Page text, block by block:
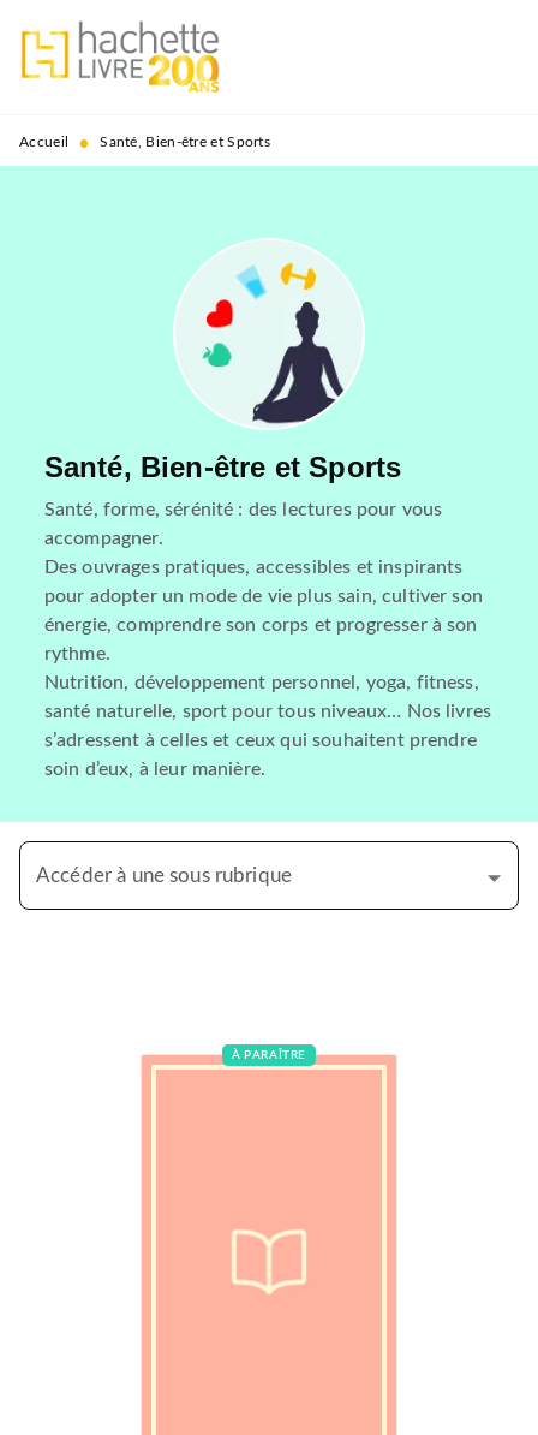
MENU RECHERCHE
PIED DE PAGE
Accueil • Santé, Bien-être et Sports
Santé, Bien-être et Sports
Santé, forme, sérénité : des lectures pour vous
accompagner.
Des ouvrages pratiques, accessibles et inspirants
pour adopter un mode de vie plus sain, cultiver son
énergie, comprendre son corps et progresser à son
rythme.
Nutrition, développement personnel, yoga, fitness,
santé naturelle, sport pour tous niveaux… Nos livres
s’adressent à celles et ceux qui souhaitent prendre
soin d’eux, à leur manière.
Accéder à une sous rubrique
À PARAÎTRE